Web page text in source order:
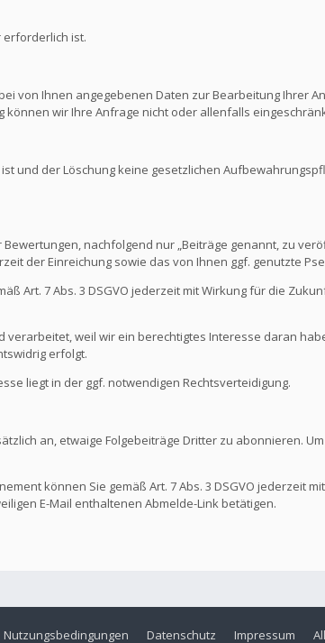
ist.
von Ihnen angegebenen Daten zur Bearbeitung Ihrer
wir Ihre Anfrage nicht oder allenfalls
und der Löschung keine gesetzlichen
nachfolgend nur „Beiträge genannt, zu
der Einreichung sowie das von Ihnen ggf. genutzte
Art. 7 Abs. 3 DSGVO jederzeit mit Wirkung für die
verarbeitet, weil wir ein berechtigtes Interesse daran
erfolgt.
liegt in der ggf. notwendigen Rechtsverteidigung.
an, etwaige Folgebeiträge Dritter zu abonnieren.
können Sie gemäß Art. 7 Abs. 3 DSGVO jederzeit
E-Mail enthaltenen Abmelde-Link betätigen.
Impressum
Datenschutz
Nutzungsbedingungen